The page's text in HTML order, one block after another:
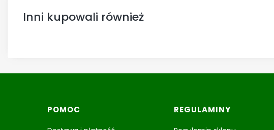
Inni kupowali również
Linki w stopce
POMOC REGULAMINY